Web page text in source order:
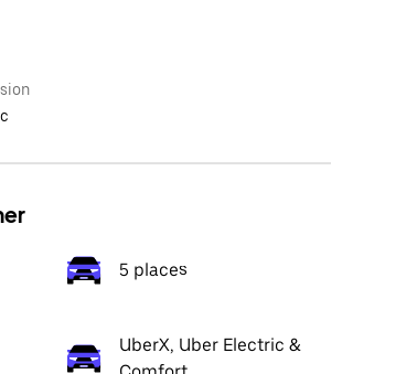
5 places
UberX, Uber Electric &